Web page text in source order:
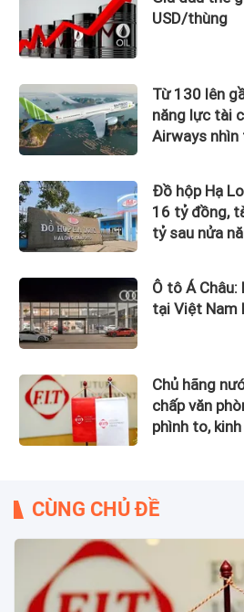
USD/thùng
Từ 130 lên
năng lực tài
Airways nhìn
Đồ hộp Hạ
16 tỷ đồng,
tỷ sau nửa
Ô tô Á Châu:
tại Việt Nam
Chủ hãng
chấp văn
phình to,
CÙNG CHỦ ĐỀ